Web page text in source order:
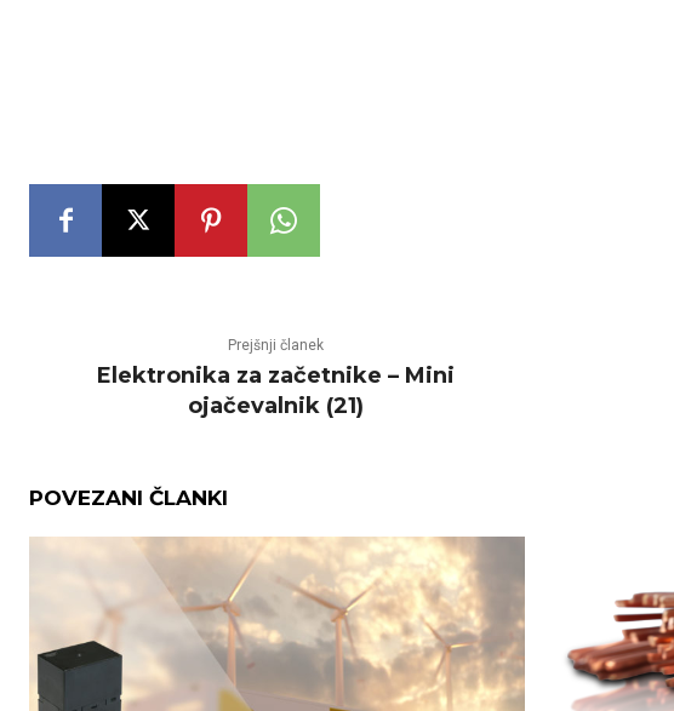
Prejšnji članek
Elektronika za začetnike – Mini
ojačevalnik (21)
POVEZANI ČLANKI